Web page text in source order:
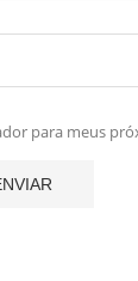
para meus